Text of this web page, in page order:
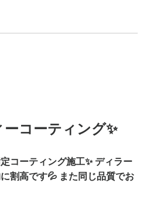
コーティング✨
コーティング施工✨ ディラー
割高です💦 また同じ品質でお